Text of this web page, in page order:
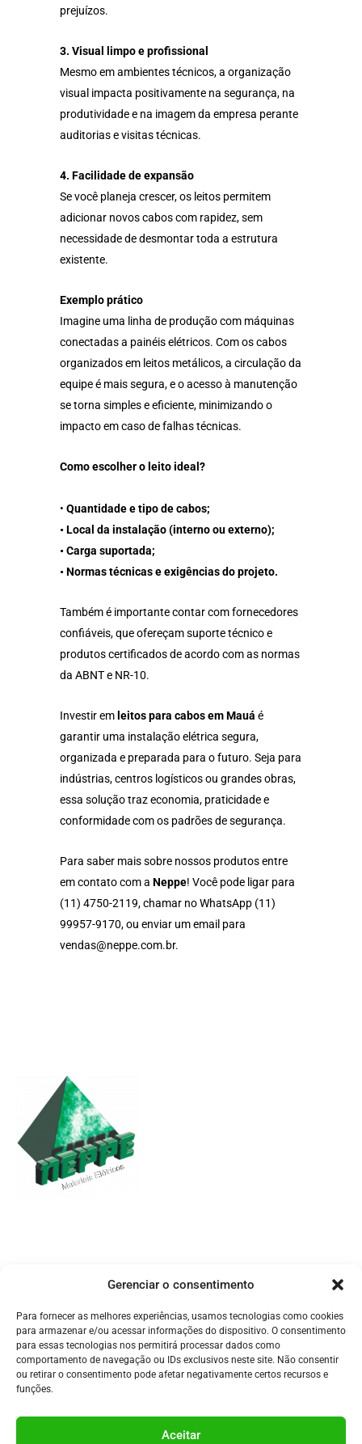
Gerenciar o consentimento
Para fornecer as melhores experiências, usamos tecnologias como cookies
para armazenar e/ou acessar informações do dispositivo. O consentimento
para essas tecnologias nos permitirá processar dados como
comportamento de navegação ou IDs exclusivos neste site. Não consentir
ou retirar o consentimento pode afetar negativamente certos recursos e
funções.
Aceitar
prejuízos.
3. Visual limpo e profissional
Mesmo em ambientes técnicos, a organização
visual impacta positivamente na segurança, na
produtividade e na imagem da empresa perante
auditorias e visitas técnicas.
4. Facilidade de expansão
Se você planeja crescer, os leitos permitem
adicionar novos cabos com rapidez, sem
necessidade de desmontar toda a estrutura
existente.
Exemplo prático
Imagine uma linha de produção com máquinas
conectadas a painéis elétricos. Com os cabos
organizados em leitos metálicos, a circulação da
equipe é mais segura, e o acesso à manutenção
se torna simples e eficiente, minimizando o
impacto em caso de falhas técnicas.
Como escolher o leito ideal?
• Quantidade e tipo de cabos;
• Local da instalação (interno ou externo);
• Carga suportada;
• Normas técnicas e exigências do projeto.
Também é importante contar com fornecedores
confiáveis, que ofereçam suporte técnico e
produtos certificados de acordo com as normas
da ABNT e NR-10.
Investir em leitos para cabos em Mauá é
garantir uma instalação elétrica segura,
organizada e preparada para o futuro. Seja para
indústrias, centros logísticos ou grandes obras,
essa solução traz economia, praticidade e
conformidade com os padrões de segurança.
Para saber mais sobre nossos produtos entre
em contato com a Neppe! Você pode ligar para
(11) 4750-2119, chamar no WhatsApp (11)
99957-9170, ou enviar um email para
vendas@neppe.com.br.
(11) 99957-9170
Solicitar orçamento
| Nos acompanhe nas redes sociais
| Formas de pagamento